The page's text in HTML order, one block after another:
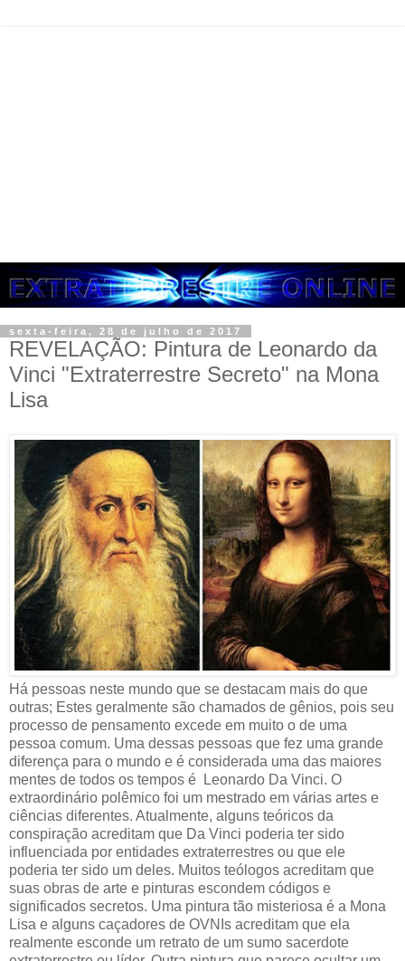
sexta-feira, 28 de julho de 2017
REVELAÇÃO: Pintura de Leonardo da
Vinci "Extraterrestre Secreto" na Mona
Lisa
Há pessoas neste mundo que se destacam mais do que
outras; Estes geralmente são chamados de gênios, pois seu
processo de pensamento excede em muito o de uma
pessoa comum. Uma dessas pessoas que fez uma grande
diferença para o mundo e é considerada uma das maiores
mentes de todos os tempos é Leonardo Da Vinci. O
extraordinário polêmico foi um mestrado em várias artes e
ciências diferentes. Atualmente, alguns teóricos da
conspiração acreditam que Da Vinci poderia ter sido
influenciada por entidades extraterrestres ou que ele
poderia ter sido um deles. Muitos teólogos acreditam que
suas obras de arte e pinturas escondem códigos e
significados secretos. Uma pintura tão misteriosa é a Mona
Lisa e alguns caçadores de OVNIs acreditam que ela
realmente esconde um retrato de um sumo sacerdote